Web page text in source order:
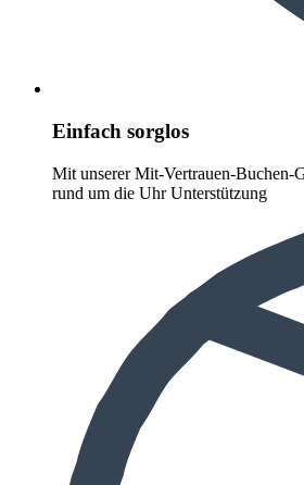
Einfach sorglos
Mit unserer Mit-Vertrauen-Buchen-
rund um die Uhr Unterstützung